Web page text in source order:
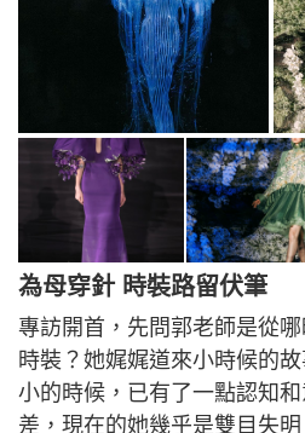
為母穿針 時裝路留伏筆
專訪開首，先問郭老師是從
時裝？她娓娓道來小時候的
小的時候，已有了一點認知
差，現在的她幾乎是雙目失